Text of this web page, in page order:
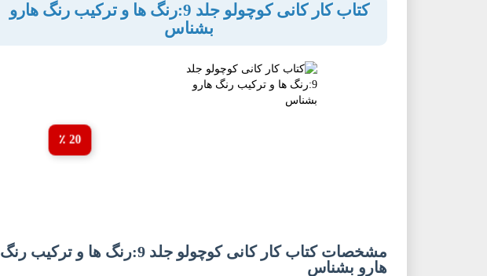
کتاب کار کانی کوچولو جلد 9:رنگ ها و ترکیب رنگ هارو
بشناس
20 ٪
مشخصات کتاب کار کانی کوچولو جلد 9:رنگ ها و ترکیب رنگ
هارو بشناس